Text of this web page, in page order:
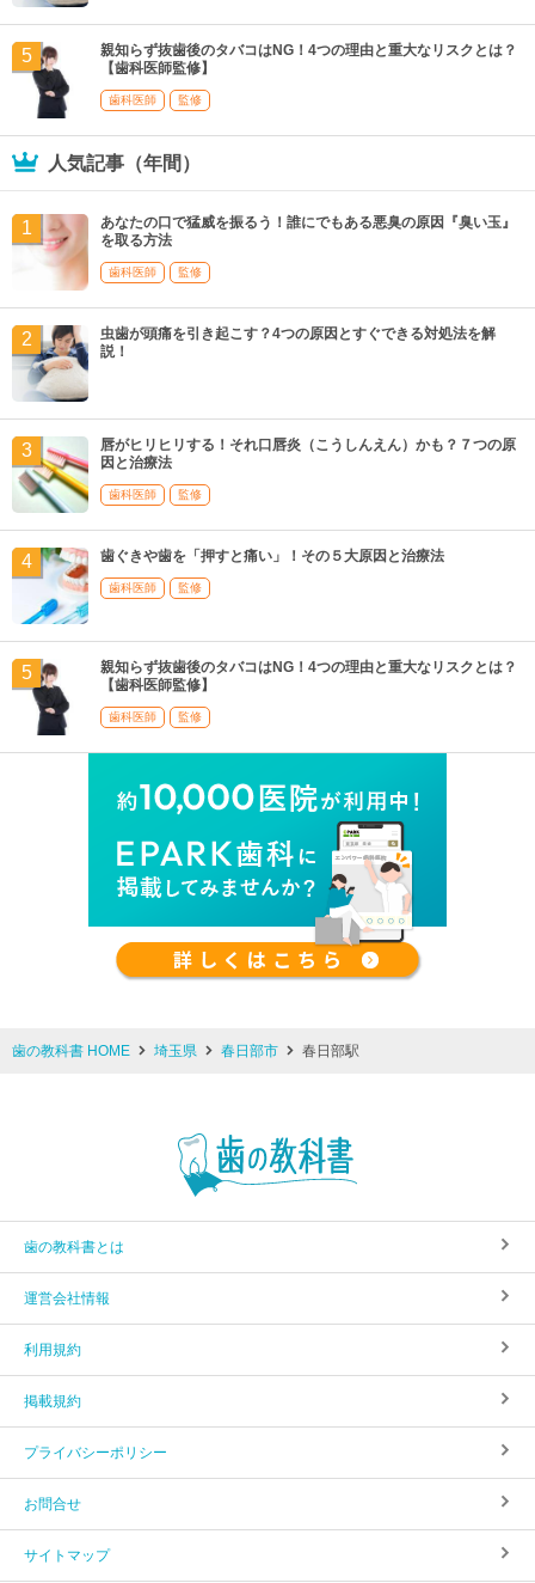
親知らず抜歯後のタバコはNG！4つの理由と重大なリスクとは？
【歯科医師監修】
歯科医師 監修
人気記事（年間）
あなたの口で猛威を振るう！誰にでもある悪臭の原因『臭い玉』
を取る方法
歯科医師 監修
虫歯が頭痛を引き起こす？4つの原因とすぐできる対処法を解
説！
唇がヒリヒリする！それ口唇炎（こうしんえん）かも？７つの原
因と治療法
歯科医師 監修
歯ぐきや歯を「押すと痛い」！その５大原因と治療法
歯科医師 監修
親知らず抜歯後のタバコはNG！4つの理由と重大なリスクとは？
【歯科医師監修】
歯科医師 監修
歯の教科書 HOME 埼玉県 春日部市 春日部駅
歯の教科書とは
運営会社情報
利用規約
掲載規約
プライバシーポリシー
お問合せ
サイトマップ